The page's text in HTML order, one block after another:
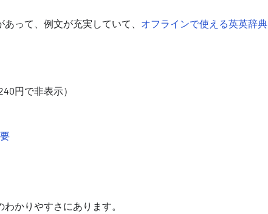
って、例文が充実していて、 オフラインで使える英英辞典
円で非表示）
かりやすさにあります。